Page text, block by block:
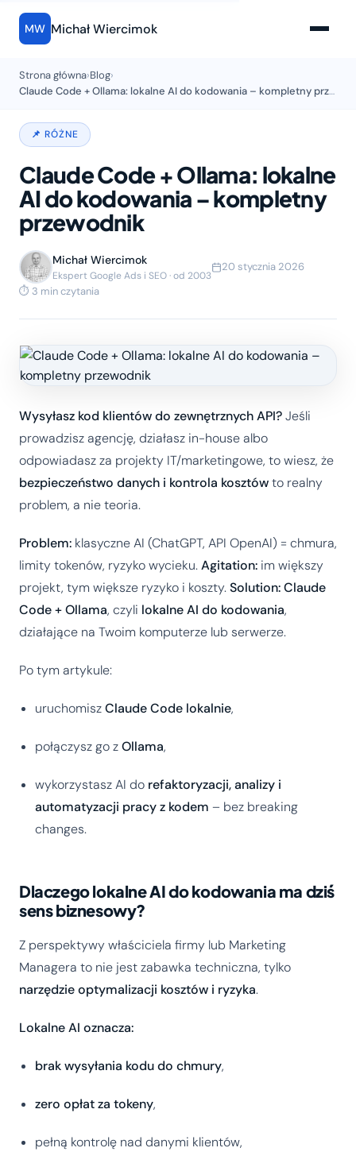
MW Michał Wiercimok
Strona główna›Blog›
Claude Code + Ollama: lokalne AI do kodowania – kompletny przewodnik
📌 RÓŻNE
Claude Code + Ollama: lokalne
AI do kodowania – kompletny
przewodnik
Michał Wiercimok
Ekspert Google Ads i SEO · od 2003
20 stycznia 2026
⏱ 3 min czytania
Wysyłasz kod klientów do zewnętrznych API?Jeśli
prowadzisz agencję, działasz in-house albo
odpowiadasz za projekty IT/marketingowe, to wiesz, że
bezpieczeństwo danych i kontrola kosztówto realny
problem, a nie teoria.
Problem: klasyczne AI (ChatGPT, API OpenAI) = chmura,
limity tokenów, ryzyko wycieku.Agitation: im większy
projekt, tym większe ryzyko i koszty.Solution:Claude
Code + Ollama, czyli lokalne AI do kodowania,
działające na Twoim komputerze lub serwerze.
Po tym artykule:
uruchomiszClaude Code lokalnie,
połączysz go zOllama,
wykorzystasz AI do refaktoryzacji, analizy i
automatyzacji pracy z kodem – bez breaking
changes.
Dlaczego lokalne AI do kodowania ma dziś
sens biznesowy?
Z perspektywy właściciela firmy lub Marketing
Managera to nie jest zabawka techniczna, tylko
narzędzie optymalizacji kosztów i ryzyka.
Lokalne AI oznacza:
brak wysyłania kodu do chmury,
zero opłat za tokeny,
pełną kontrolę nad danymi klientów,